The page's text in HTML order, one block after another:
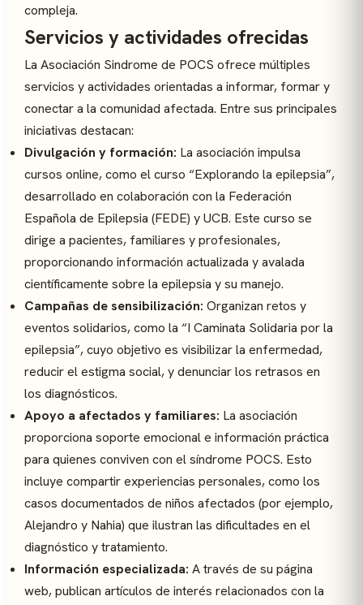
compleja.
Servicios y actividades ofrecidas
La Asociación Sindrome de POCS ofrece múltiples
servicios y actividades orientadas a informar, formar y
conectar a la comunidad afectada. Entre sus principales
iniciativas destacan:
Divulgación y formación: La asociación impulsa
cursos online, como el curso “Explorando la epilepsia”,
desarrollado en colaboración con la Federación
Española de Epilepsia (FEDE) y UCB. Este curso se
dirige a pacientes, familiares y profesionales,
proporcionando información actualizada y avalada
científicamente sobre la epilepsia y su manejo.
Campañas de sensibilización: Organizan retos y
eventos solidarios, como la “I Caminata Solidaria por la
epilepsia”, cuyo objetivo es visibilizar la enfermedad,
reducir el estigma social, y denunciar los retrasos en
los diagnósticos.
Apoyo a afectados y familiares: La asociación
proporciona soporte emocional e información práctica
para quienes conviven con el síndrome POCS. Esto
incluye compartir experiencias personales, como los
casos documentados de niños afectados (por ejemplo,
Alejandro y Nahia) que ilustran las dificultades en el
diagnóstico y tratamiento.
Información especializada: A través de su página
web, publican artículos de interés relacionados con la